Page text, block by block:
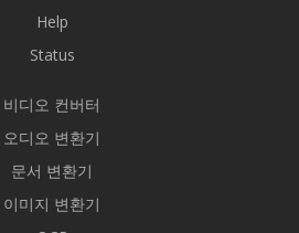
Help
Status
비디오 컨버터
오디오 변환기
문서 변환기
이미지 변환기